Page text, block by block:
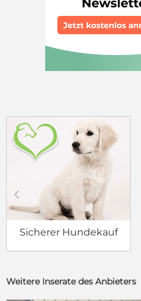
Sicherer Hundekauf
c
Weitere Inserate des Anbieters